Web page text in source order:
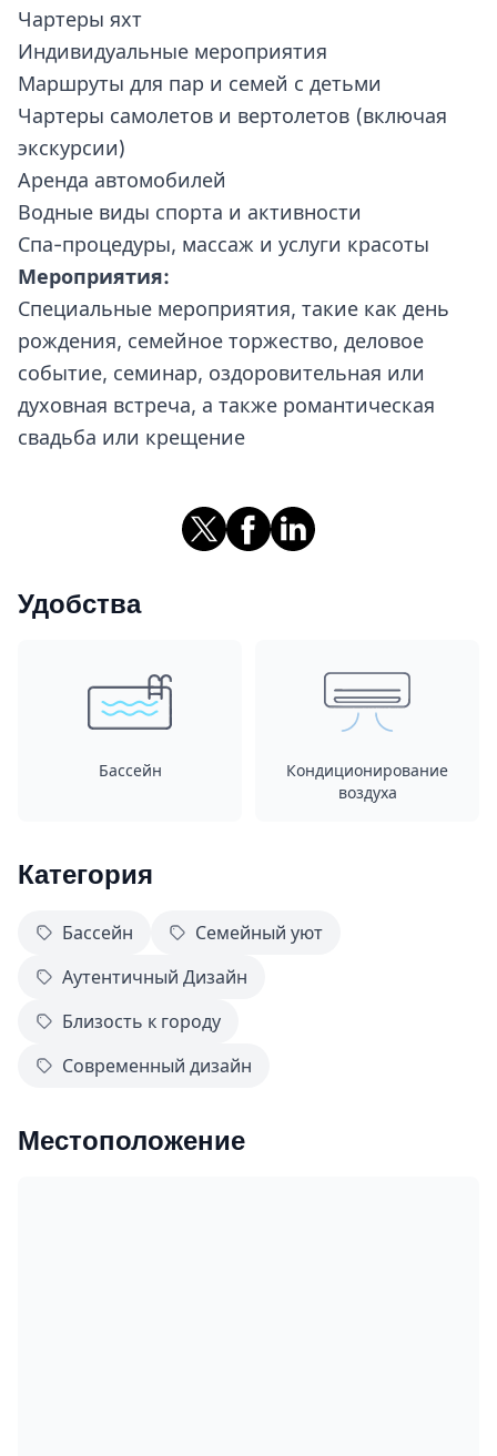
Чартеры яхт
Индивидуальные мероприятия
Маршруты для пар и семей с детьми
Чартеры самолетов и вертолетов (включая
экскурсии)
Аренда автомобилей
Водные виды спорта и активности
Спа-процедуры, массаж и услуги красоты
Мероприятия:
Специальные мероприятия, такие как день
рождения, семейное торжество, деловое
событие, семинар, оздоровительная или
духовная встреча, а также романтическая
свадьба или крещение
Удобства
Бассейн
Кондиционирование
воздуха
Категория
Бассейн
Семейный уют
Аутентичный Дизайн
Близость к городу
Современный дизайн
Местоположение